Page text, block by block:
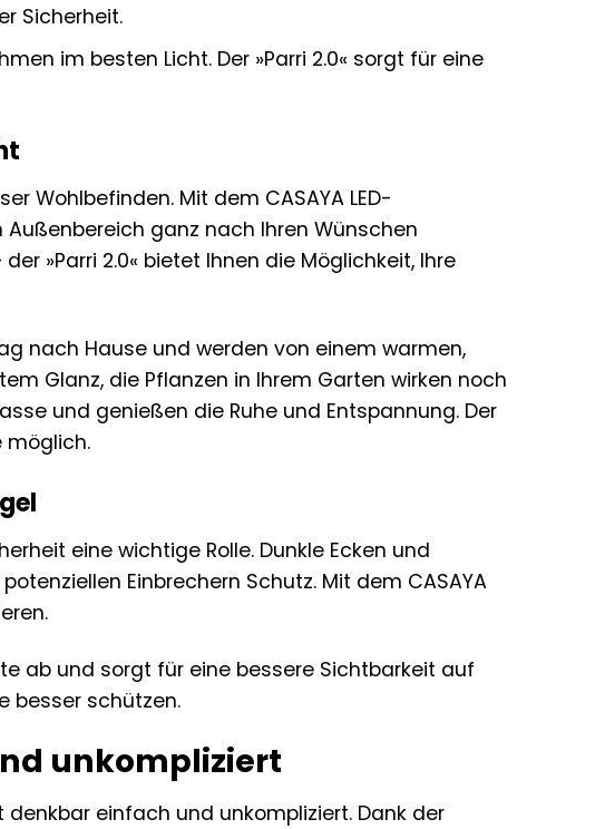
Sicherheit.
im besten Licht. Der »Parri 2.0« sorgt für eine
Wohlbefinden. Mit dem CASAYA LED-
Außenbereich ganz nach Ihren Wünschen
»Parri 2.0« bietet Ihnen die Möglichkeit, Ihre
nach Hause und werden von einem warmen,
Glanz, die Pflanzen in Ihrem Garten wirken noch
und genießen die Ruhe und Entspannung. Der
möglich.
eine wichtige Rolle. Dunkle Ecken und
Einbrechern Schutz. Mit dem CASAYA
ab und sorgt für eine bessere Sichtbarkeit auf
besser schützen.
unkompliziert
denkbar einfach und unkompliziert. Dank der